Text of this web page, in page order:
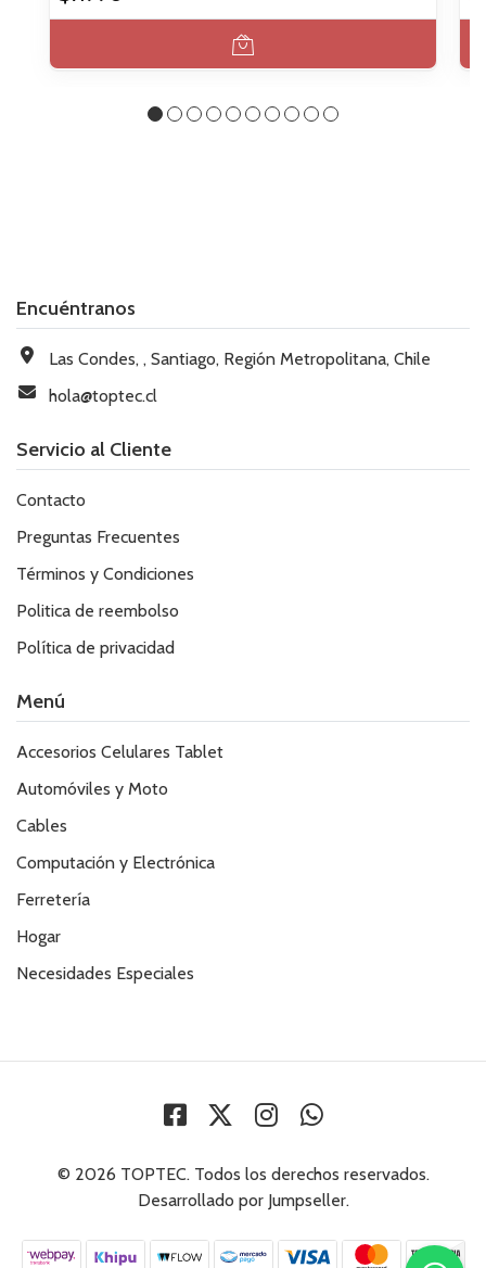
Encuéntranos
Las Condes, , Santiago, Región Metropolitana, Chile
hola@toptec.cl
Servicio al Cliente
Contacto
Preguntas Frecuentes
Términos y Condiciones
Politica de reembolso
Política de privacidad
Menú
Accesorios Celulares Tablet
Automóviles y Moto
Cables
Computación y Electrónica
Ferretería
Hogar
Necesidades Especiales
© 2026 TOPTEC. Todos los derechos reservados.
Desarrollado por Jumpseller.